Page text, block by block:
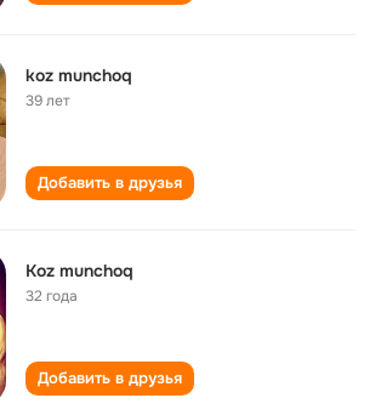
koz munchoq
39 лет
Добавить в друзья
Koz munchoq
32 года
Добавить в друзья